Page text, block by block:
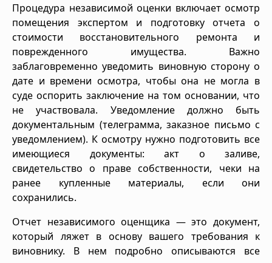
Процедура независимой оценки включает осмотр
помещения экспертом и подготовку отчета о
стоимости восстановительного ремонта и
поврежденного имущества. Важно
заблаговременно уведомить виновную сторону о
дате и времени осмотра, чтобы она не могла в
суде оспорить заключение на том основании, что
не участвовала. Уведомление должно быть
документальным (телеграмма, заказное письмо с
уведомлением). К осмотру нужно подготовить все
имеющиеся документы: акт о заливе,
свидетельство о праве собственности, чеки на
ранее купленные материалы, если они
сохранились.
Отчет независимого оценщика — это документ,
который ляжет в основу вашего требования к
виновнику. В нем подробно описываются все